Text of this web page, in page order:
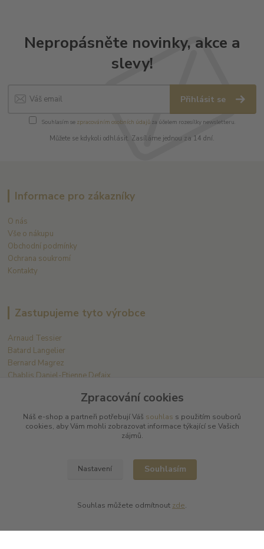
Nepropásněte novinky, akce a
slevy!
Přihlásit se
Souhlasím se zpracováním osobních údajůza účelem rozesílky newsletteru.
Můžete se kdykoli odhlásit. Zasíláme jednou za 14 dní.
Informace pro zákazníky
O nás
Vše o nákupu
Obchodní podmínky
Ochrana soukromí
Kontakty
Zastupujeme tyto výrobce
Arnaud Tessier
Batard Langelier
Bernard Magrez
Chablis Daniel-Etienne Defaix
Champagne Jean-Marc Sélèque
Zobrazit další výrobce →
Kde nás najdete
Zpracování cookies
Náš e-shop a partneři potřebují Váš souhlas s použitím souborů
cookies, aby Vám mohli zobrazovat informace týkající se Vašich
zájmů.
Nastavení Souhlasím
Souhlas můžete odmítnout zde.